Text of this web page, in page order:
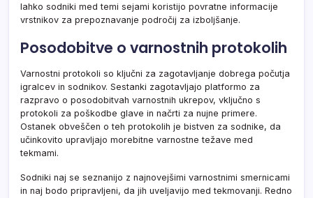
lahko sodniki med temi sejami koristijo povratne informacije
vrstnikov za prepoznavanje področij za izboljšanje.
Posodobitve o varnostnih protokolih
Varnostni protokoli so ključni za zagotavljanje dobrega počutja
igralcev in sodnikov. Sestanki zagotavljajo platformo za
razpravo o posodobitvah varnostnih ukrepov, vključno s
protokoli za poškodbe glave in načrti za nujne primere.
Ostanek obveščen o teh protokolih je bistven za sodnike, da
učinkovito upravljajo morebitne varnostne težave med
tekmami.
Sodniki naj se seznanijo z najnovejšimi varnostnimi smernicami
in naj bodo pripravljeni, da jih uveljavijo med tekmovanji. Redno